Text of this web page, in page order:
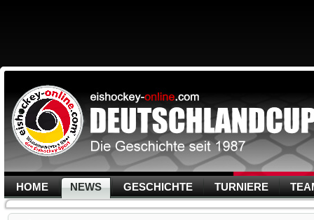
HOME NEWS GESCHICHTE TURNIERE